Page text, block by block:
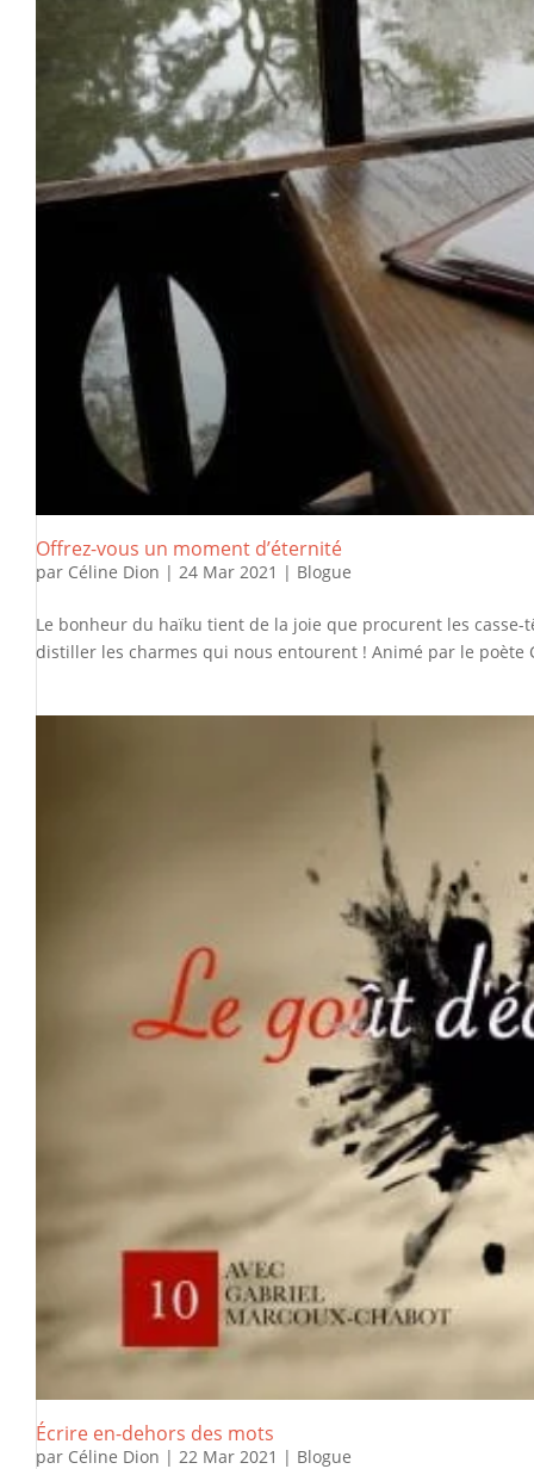
Offrez-vous un moment d’éternité
par Céline Dion | 24 Mar 2021 | Blogue
Le bonheur du haïku tient de la joie que procurent les
distiller les charmes qui nous entourent ! Animé par le poète
Écrire en-dehors des mots
par Céline Dion | 22 Mar 2021 | Blogue